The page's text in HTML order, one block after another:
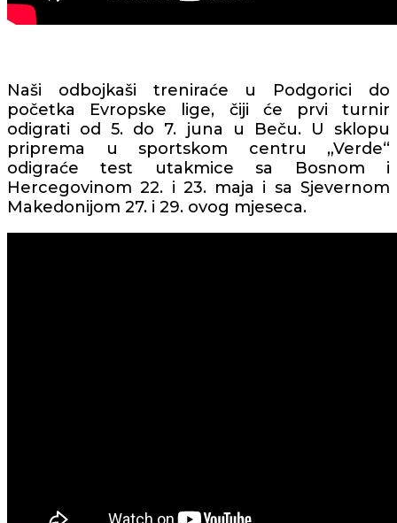
Naši odbojkaši treniraće u Podgorici do
početka Evropske lige, čiji će prvi turnir
odigrati od 5. do 7. juna u Beču. U sklopu
priprema u sportskom centru „Verde“
odigraće test utakmice sa Bosnom i
Hercegovinom 22. i 23. maja i sa Sjevernom
Makedonijom 27. i 29. ovog mjeseca.